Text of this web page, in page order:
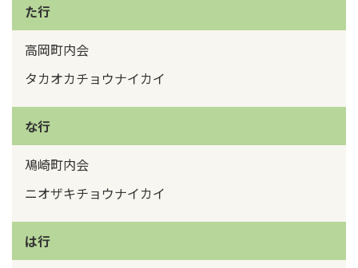
た行
高岡町内会
タカオカチョウナイカイ
な行
鳰崎町内会
ニオザキチョウナイカイ
は行